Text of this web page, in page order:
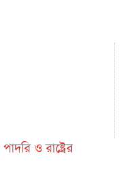
ও রাষ্ট্রের